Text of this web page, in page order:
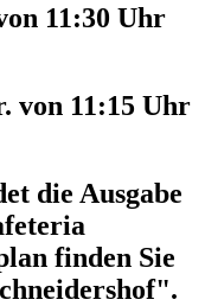
11:30 Uhr
von 11:15 Uhr
die Ausgabe
finden Sie